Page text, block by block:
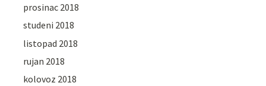
prosinac 2018
studeni 2018
listopad 2018
rujan 2018
kolovoz 2018